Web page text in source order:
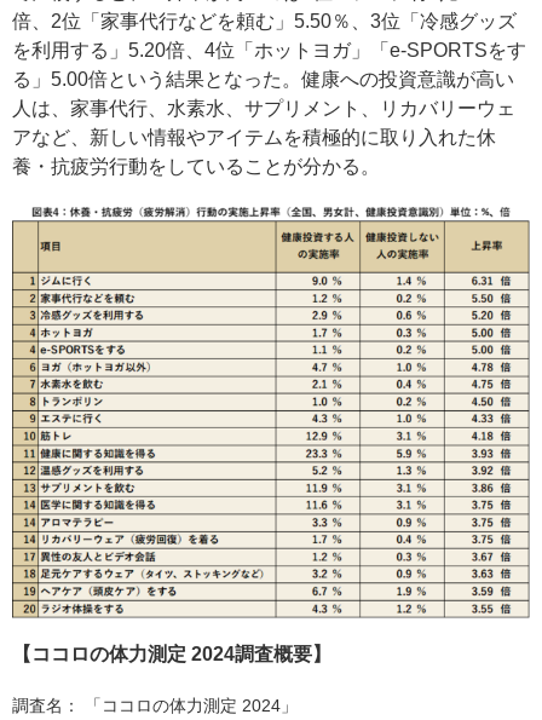
倍、2位「家事代行などを頼む」5.50％、3位「冷感グッズ
を利用する」5.20倍、4位「ホットヨガ」「e-SPORTSをす
る」5.00倍という結果となった。健康への投資意識が高い
人は、家事代行、水素水、サプリメント、リカバリーウェ
アなど、新しい情報やアイテムを積極的に取り入れた休
養・抗疲労行動をしていることが分かる。
【ココロの体力測定 2024調査概要】
調査名： 「ココロの体力測定 2024」